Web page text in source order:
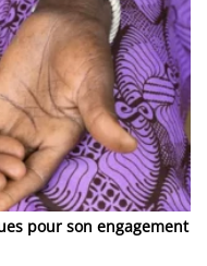
pour son engagement